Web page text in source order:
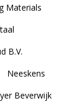
Materials
B.V.
Neeskens
Beverwijk